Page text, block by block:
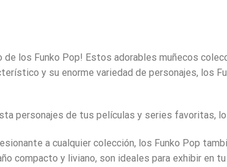
de los Funko Pop! Estos adorables muñecos
y su enorme variedad de personajes, los
personajes de tus películas y series favoritas,
a cualquier colección, los Funko Pop
compacto y liviano, son ideales para exhibir